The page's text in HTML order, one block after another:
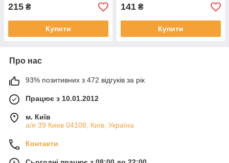
215 ₴
Купити
141 ₴
Купити
Про нас
93% позитивних з 472 відгуків за рік
Працює з 10.01.2012
м. Київ
а/я 39 Киев 04108, Київ, Україна
Контакти